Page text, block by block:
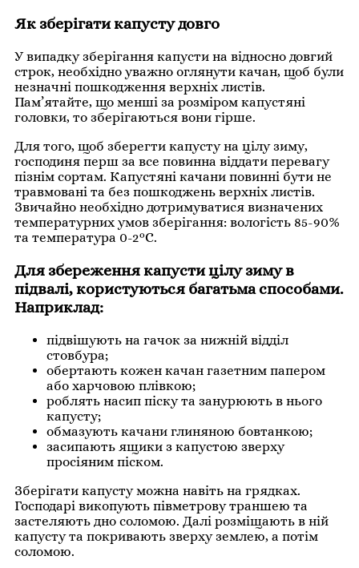
Як зберігати капусту довго
У випадку зберігання капусти на відносно довгий
строк, необхідно уважно оглянути качан, щоб були
незначні пошкодження верхніх листів.
Пам’ятайте, що менші за розміром капустяні
головки, то зберігаються вони гірше.
Для того, щоб зберегти капусту на цілу зиму,
господиня перш за все повинна віддати перевагу
пізнім сортам. Капустяні качани повинні бути не
травмовані та без пошкоджень верхніх листів.
Звичайно необхідно дотримуватися визначених
температурних умов зберігання: вологість 85-90%
та температура 0-2°C.
Для збереження капусти цілу зиму в
підвалі, користуються багатьма способами.
Наприклад:
підвішують на гачок за нижній відділ
стовбура;
обертають кожен качан газетним папером
або харчовою плівкою;
роблять насип піску та занурюють в нього
капусту;
обмазують качани глиняною бовтанкою;
засипають ящики з капустою зверху
просіяним піском.
Зберігати капусту можна навіть на грядках.
Господарі викопують півметрову траншею та
застеляють дно соломою. Далі розміщають в ній
капусту та покривають зверху землею, а потім
соломою.